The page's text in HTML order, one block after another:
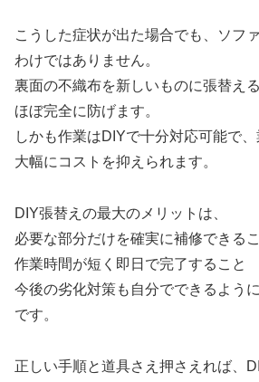
こうした症状が出た場合でも、ソフ
わけではありません。
裏面の不織布を新しいものに張替え
ほぼ完全に防げます。
しかも作業はDIYで十分対応可能で
大幅にコストを抑えられます。
DIY張替えの最大のメリットは、
必要な部分だけを確実に補修できる
作業時間が短く即日で完了すること
今後の劣化対策も自分でできるよう
です。
正しい手順と道具さえ押さえれば、